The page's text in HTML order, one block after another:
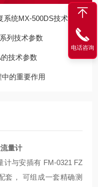
系统MX-500DS技术参数
列技术参数
技术参数
的重要作用
量计
计与安插有 FM-0321 FZ
套， 可组成一套精确测
电话咨询